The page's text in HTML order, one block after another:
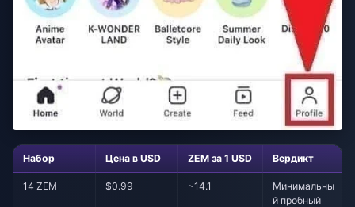
Набор Цена в USD ZEM за 1 USD Вердикт
14 ZEM $0.99 ~14.1
Минимальны
й пробный